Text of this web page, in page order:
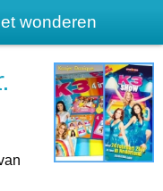
wonderen